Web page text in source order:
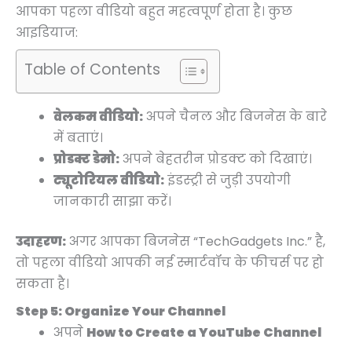
आपका पहला वीडियो बहुत महत्वपूर्ण होता है। कुछ
आइडियाज:
Table of Contents
वेलकम वीडियो: अपने चैनल और बिजनेस के बारे
में बताएं।
प्रोडक्ट डेमो: अपने बेहतरीन प्रोडक्ट को दिखाएं।
ट्यूटोरियल वीडियो:इंडस्ट्री से जुड़ी उपयोगी
जानकारी साझा करें।
उदाहरण: अगर आपका बिजनेस “TechGadgets Inc.” है,
तो पहला वीडियो आपकी नई स्मार्टवॉच के फीचर्स पर हो
सकता है।
Step 5: Organize Your Channel
अपने How to Create a YouTube Channel